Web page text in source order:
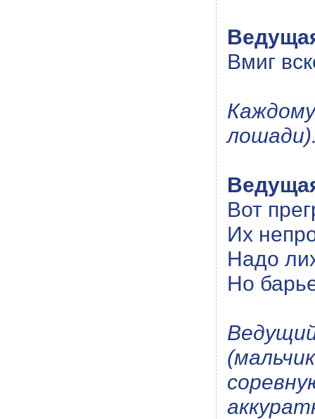
Вмиг
Вот
Их
Надо
Но